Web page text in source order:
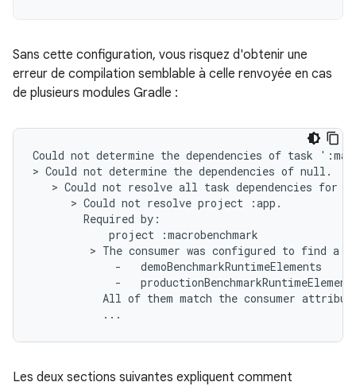
Sans cette configuration, vous risquez d'obtenir une
erreur de compilation semblable à celle renvoyée en cas
de plusieurs modules Gradle :
Could not determine the dependencies of task
> Could not determine the dependencies of null.
> Could not resolve all task dependencies for
      > Could not resolve project :app.
        Required by:
            project :macrobenchmark
> The consumer was configured to find a
             -   demoBenchmarkRuntimeElements
-
All of them match the consumer
Les deux sections suivantes expliquent comment